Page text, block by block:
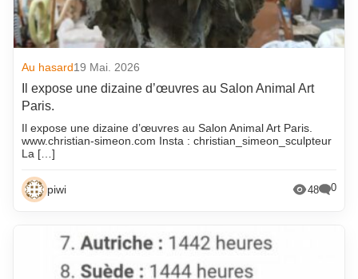
Au hasard19 Mai. 2026
Il expose une dizaine d’œuvres au Salon Animal Art
Paris.
Il expose une dizaine d’œuvres au Salon Animal Art Paris.
www.christian-simeon.com Insta : christian_simeon_sculpteur
La […]
piwi 48 0